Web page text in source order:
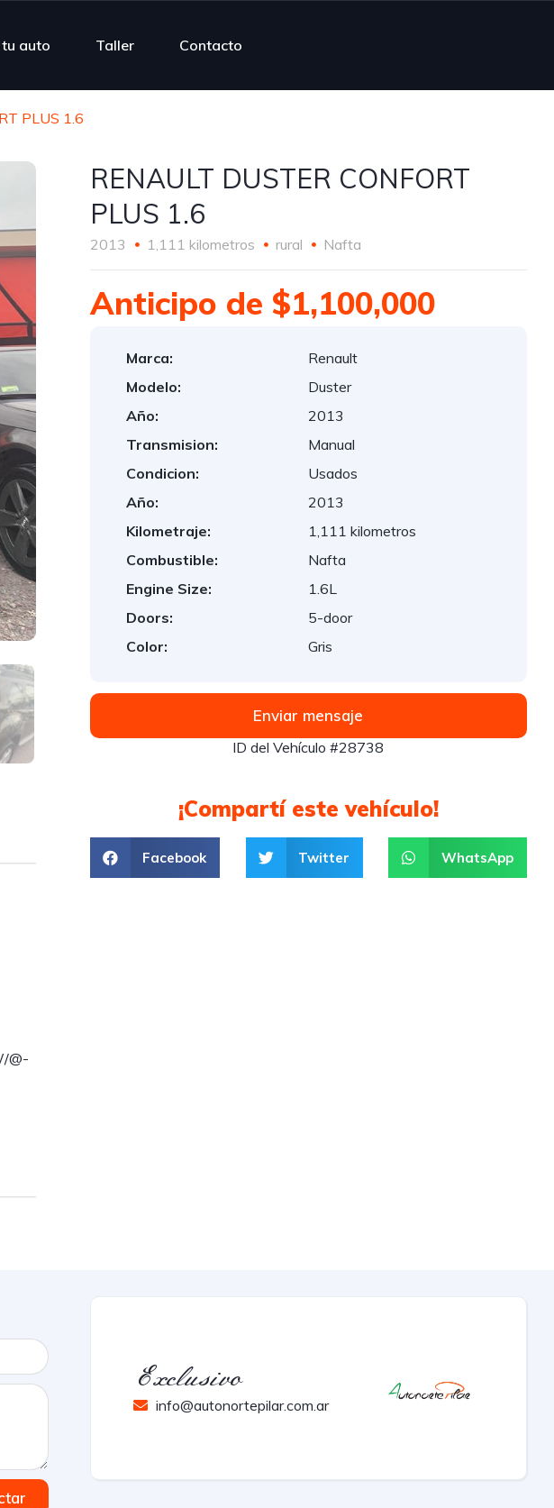
auto Taller Contacto
PLUS 1.6
@-
RENAULT DUSTER CONFORT
PLUS 1.6
2013 1,111 kilometros rural Nafta
Anticipo de $1,100,000
Marca:
Renault
Modelo:
Duster
Año:
2013
Transmision:
Manual
Condicion:
Usados
Año:
2013
Kilometraje:
1,111 kilometros
Combustible:
Nafta
Engine Size:
1.6L
Doors:
5-door
Color:
Gris
Enviar mensaje
ID del Vehículo #28738
¡Compartí este vehículo!
Facebook Twitter WhatsApp
Exclusivo
info@autonortepilar.com.ar